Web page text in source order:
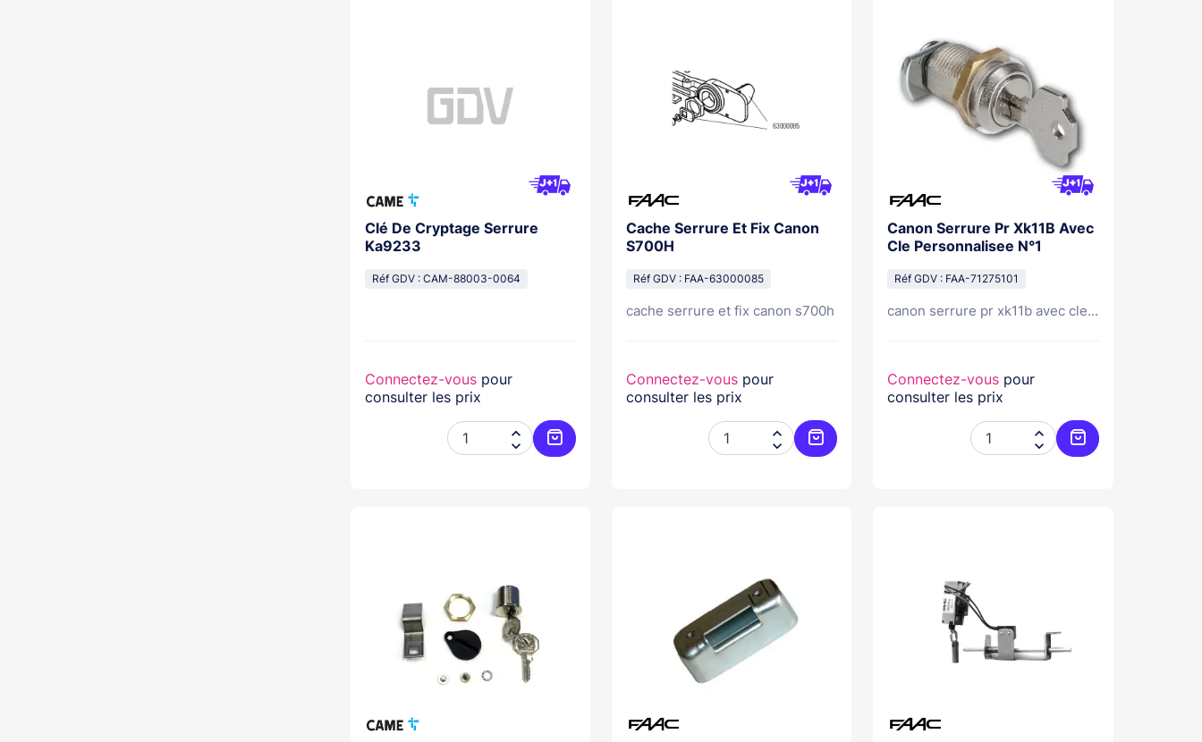
Clé De Cryptage Serrure
Ka9233
Réf GDV : CAM-88003-0064
Connectez-vouspour
consulter les prix


Ajouter au panier
Cache Serrure Et Fix Canon
S700H
Réf GDV : FAA-63000085
cache serrure et fix canon s700h
Connectez-vouspour
consulter les prix


Ajouter au panier
Canon Serrure Pr Xk11B Avec
Cle Personnalisee N°1
Réf GDV : FAA-71275101
canon serrure pr xk11b avec cle...
Connectez-vous pour
consulter les prix


Ajouter au panier